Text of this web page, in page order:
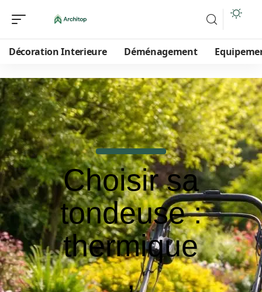
Décoration Interieure Déménagement
Choisir sa
tondeuse :
thermique
,